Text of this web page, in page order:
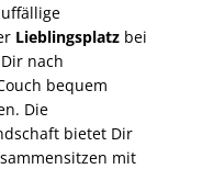
Lieblingsplatz bei
nach
bequem
Die
bietet Dir
mit